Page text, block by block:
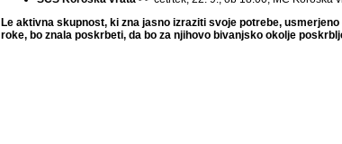
Le aktivna skupnost, ki zna jasno izraziti svoje potrebe,
roke, bo znala poskrbeti, da bo za njihovo bivanjsko okolje